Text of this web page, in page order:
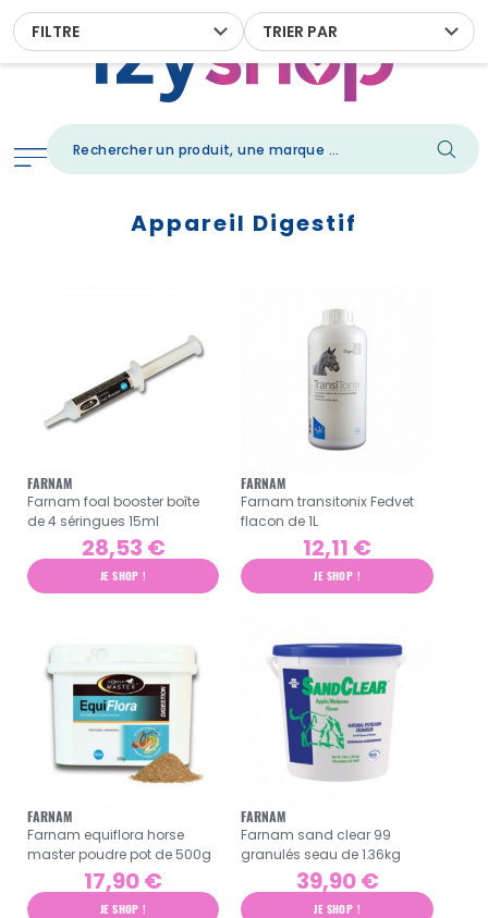
TRIER PAR
FILTRE
Appareil Digestif
FARNAM
Farnam foal booster boîte
de 4 séringues 15ml
28,53 €
JE SHOP !
FARNAM
Farnam transitonix Fedvet
flacon de 1L
12,11 €
JE SHOP !
FARNAM
Farnam equiflora horse
master poudre pot de 500g
17,90 €
JE SHOP !
FARNAM
Farnam sand clear 99
granulés seau de 1.36kg
39,90 €
JE SHOP !